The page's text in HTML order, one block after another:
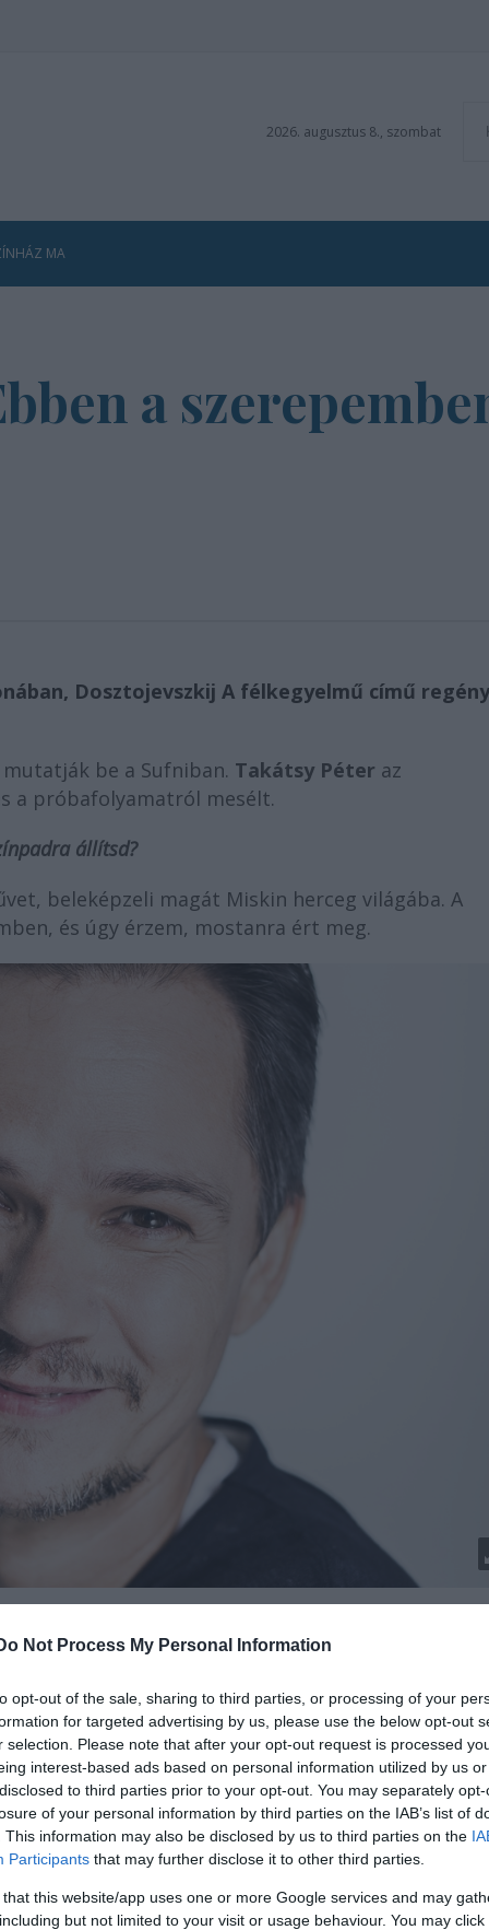
Not Process My Personal Information
opt-out of the sale, sharing to third parties, or processing of your
for targeted advertising by us, please use the below opt-out
selection. Please note that after your opt-out request is processed
interest-based ads based on personal information utilized by us
to third parties prior to your opt-out. You may separately
of your personal information by third parties on the IAB’s list of
This information may also be disclosed by us to third parties on the
Participants that may further disclose it to other third parties.
that this website/app uses one or more Google services and may
but not limited to your visit or usage behaviour. You may
2026. augusztus 8., szombat
MA
a
Dosztojevszkij A félkegyelmű című
be a Sufniban. Takátsy Péter az
a próbafolyamatról mesélt.
állítsd?
beleképzeli magát Miskin herceg világába. A
és úgy érzem, mostanra ért meg.
Az olvasás élményéhez pedig az áll a
tizenöt évvel a regény után járunk, Miskin
élete egyes eseményeit. Dosztojevszkij nem
gazdagságában ábrázolja.A félkegyelműben a
abszolút tisztaságot úgy tudja elképzelni, hogy
válik egy helyzet, rohamot kap, mindent
kontrasztja az emberi természet
fel a többi figurát, és mindez az ő